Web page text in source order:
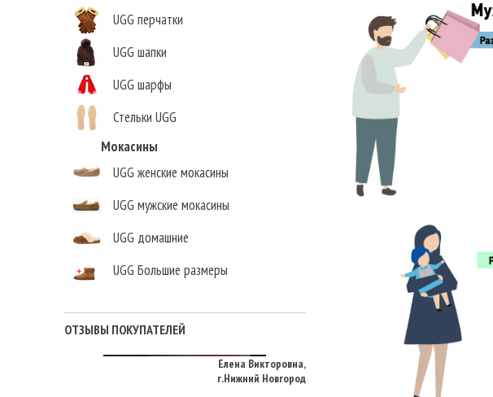
UGG перчатки
UGG шапки
UGG шарфы
Стельки UGG
Мокасины
UGG женские мокасины
UGG мужские мокасины
UGG домашние
UGG Большие размеры
ОТЗЫВЫ ПОКУПАТЕЛЕЙ